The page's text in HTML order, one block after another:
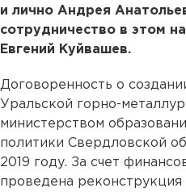
и лично Андрея
сотрудничество в этом
Евгений Куйвашев.
Договоренность о
Уральской горно-
министерством
политики Свердловской
2019 году. За счет
проведена реконструкция